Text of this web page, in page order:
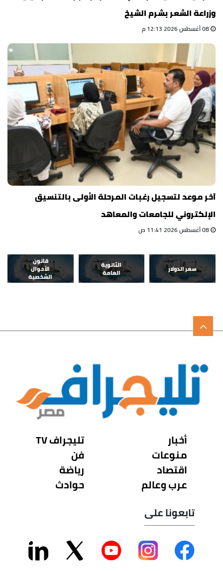
وزراعة الشعر بشرم الشيخ
آخر موعد لتسجيل رغبات المرحلة الأولى بالتنسيق
الإلكتروني للجامعات والمعاهد
سعر الدولار
الثانوية
العامة
قانون
الأحوال
الشخصية
أخبار
منوعات
اقتصاد
عرب وعالم
تليجراف TV
فن
رياضة
حوادث
تابعونا على